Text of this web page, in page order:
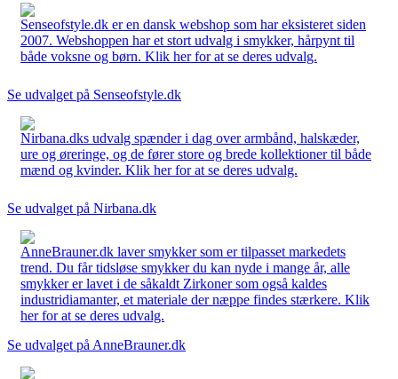
Senseofstyle.dk er en dansk webshop som har eksisteret siden
2007. Webshoppen har et stort udvalg i smykker, hårpynt til
både voksne og børn. Klik her for at se deres udvalg.
Se udvalget på Senseofstyle.dk
Nirbana.dks udvalg spænder i dag over armbånd, halskæder,
ure og øreringe, og de fører store og brede kollektioner til både
mænd og kvinder. Klik her for at se deres udvalg.
Se udvalget på Nirbana.dk
AnneBrauner.dk laver smykker som er tilpasset markedets
trend. Du får tidsløse smykker du kan nyde i mange år, alle
smykker er lavet i de såkaldt Zirkoner som også kaldes
industridiamanter, et materiale der næppe findes stærkere. Klik
her for at se deres udvalg.
Se udvalget på AnneBrauner.dk